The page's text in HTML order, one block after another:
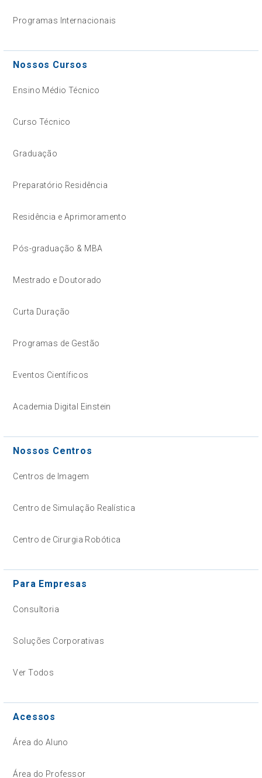
Programas Internacionais
Nossos Cursos
Ensino Médio Técnico
Curso Técnico
Graduação
Preparatório Residência
Residência e Aprimoramento
Pós-graduação & MBA
Mestrado e Doutorado
Curta Duração
Programas de Gestão
Eventos Científicos
Academia Digital Einstein
Nossos Centros
Centros de Imagem
Centro de Simulação Realística
Centro de Cirurgia Robótica
Para Empresas
Consultoria
Soluções Corporativas
Ver Todos
Acessos
Área do Aluno
Área do Professor